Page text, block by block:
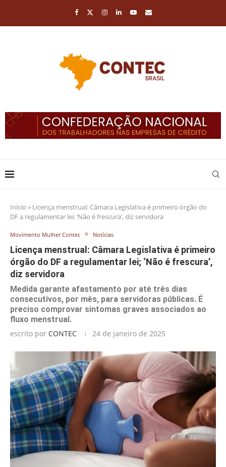
Início » Licença menstrual: Câmara Legislativa é primeiro órgão do
DF a regulamentar lei; ‘Não é frescura’, diz servidora
Movimento Mulher Contec Notícias
Licença menstrual: Câmara Legislativa é primeiro
órgão do DF a regulamentar lei; ‘Não é frescura’,
diz servidora
Medida garante afastamento por até três dias
consecutivos, por mês, para servidoras públicas. É
preciso comprovar sintomas graves associados ao
fluxo menstrual.
escrito por CONTEC 24 de janeiro de 2025